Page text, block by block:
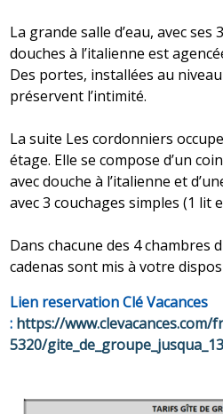
La grande salle d’eau, avec ses
douches à l’italienne est
Des portes, installées au
préservent l’intimité.
La suite Les cordonniers
étage. Elle se compose d’un
avec douche à l’italienne et
avec 3 couchages simples (1 lit
Dans chacune des 4 chambres
cadenas sont mis à votre
Lien reservation Clé Vacances
: https://
5320/